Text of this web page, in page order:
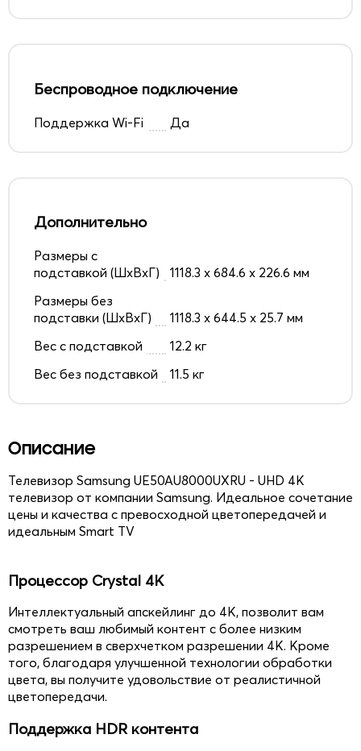
Беспроводное подключение
Поддержка Wi-Fi Да
Дополнительно
Размеры с
подставкой (ШxВxГ)
1118.3 x 684.6 x 226.6 мм
Размеры без
подставки (ШxВxГ)
1118.3 x 644.5 x 25.7 мм
Вес с подставкой
12.2 кг
Вес без подставкой
11.5 кг
Описание
Телевизор Samsung UE50AU8000UXRU - UHD 4K
телевизор от компании Samsung. Идеальное сочетание
цены и качества с превосходной цветопередачей и
идеальным Smart TV
Процессор Crystal 4K
Интеллектуальный апскейлинг до 4K, позволит вам
смотреть ваш любимый контент с более низким
разрешением в сверхчетком разрешении 4К. Кроме
того, благодаря улучшенной технологии обработки
цвета, вы получите удовольствие от реалистичной
цветопередачи.
Поддержка HDR контента